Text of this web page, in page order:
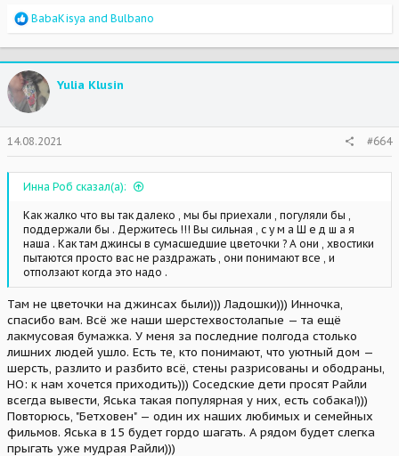
R
a
c
t
i
o
n
s
:
BabaKisya and Bulbano
Yulia Klusin
14.08.2021 #664
Инна Роб сказал(а):
Как жалко что вы так далеко , мы бы приехали , погуляли бы ,
поддержали бы . Держитесь !!! Вы сильная , с у м а Ш е д ш а я
наша . Как там джинсы в сумасшедшие цветочки ? А они , хвостики
пытаются просто вас не раздражать , они понимают все , и
отползают когда это надо .
Там не цветочки на джинсах были))) Ладошки))) Инночка,
спасибо вам. Всё же наши шерстехвостолапые — та ещё
лакмусовая бумажка. У меня за последние полгода столько
лишних людей ушло. Есть те, кто понимают, что уютный дом —
шерсть, разлито и разбито всё, стены разрисованы и ободраны,
НО: к нам хочется приходить))) Соседские дети просят Райли
всегда вывести, Яська такая популярная у них, есть собака!)))
Повторюсь, "Бетховен" — один их наших любимых и семейных
фильмов. Яська в 15 будет гордо шагать. А рядом будет слегка
прыгать уже мудрая Райли)))